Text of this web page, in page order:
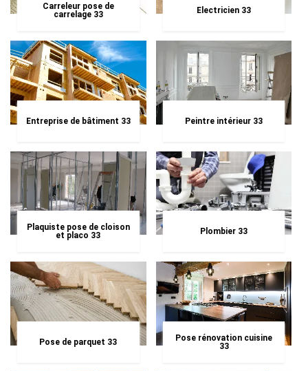
Carreleur pose de
carrelage 33
Electricien 33
Entreprise de bâtiment 33 Peintre intérieur 33
Plaquiste pose de cloison
et placo 33
Plombier 33
Pose de parquet 33
Pose rénovation cuisine
33